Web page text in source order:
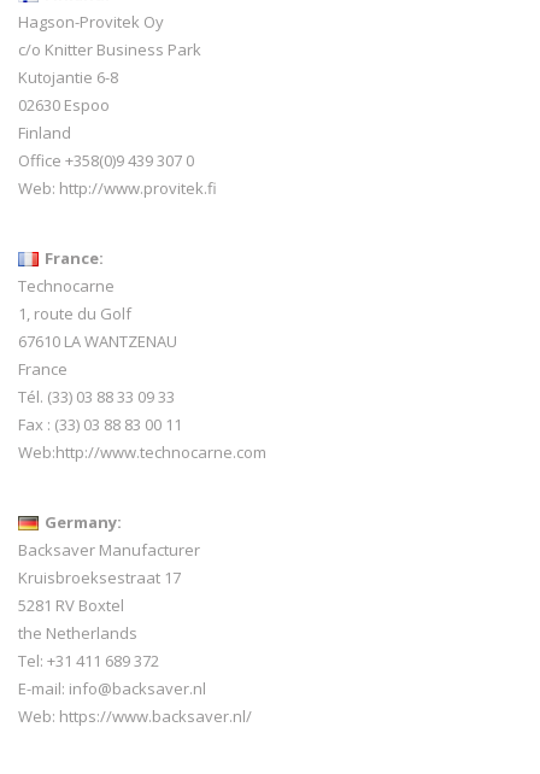
Hagson-Provitek Oy
c/o Knitter Business Park
Kutojantie 6-8
02630 Espoo
Finland
Office +358(0)9 439 307 0
Web: http://www.provitek.fi
France:
Technocarne
1, route du Golf
67610 LA WANTZENAU
France
Tél. (33) 03 88 33 09 33
Fax : (33) 03 88 83 00 11
Web:http://www.technocarne.com
Germany:
Backsaver Manufacturer
Kruisbroeksestraat 17
5281 RV Boxtel
the Netherlands
Tel: +31 411 689 372
E-mail: info@backsaver.nl
Web: https://www.backsaver.nl/